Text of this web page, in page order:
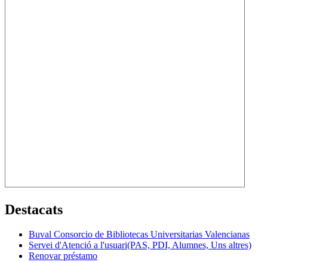
Destacats
Buval Consorcio de Bibliotecas Universitarias Valencianas
Servei d'Atenció a l'usuari(PAS, PDI, Alumnes, Uns altres)
Renovar préstamo